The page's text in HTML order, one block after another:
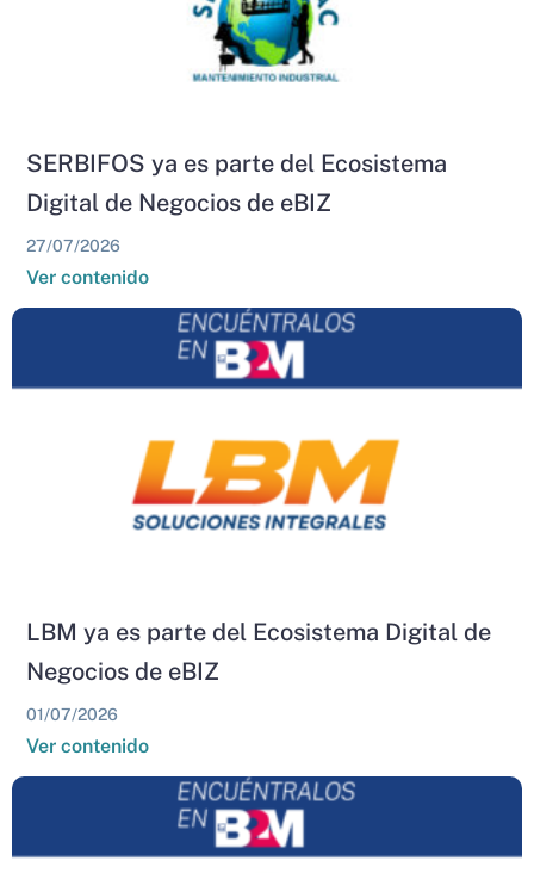
SERBIFOS ya es parte del Ecosistema
Digital de Negocios de eBIZ
27/07/2026
Ver contenido
LBM ya es parte del Ecosistema Digital de
Negocios de eBIZ
01/07/2026
Ver contenido